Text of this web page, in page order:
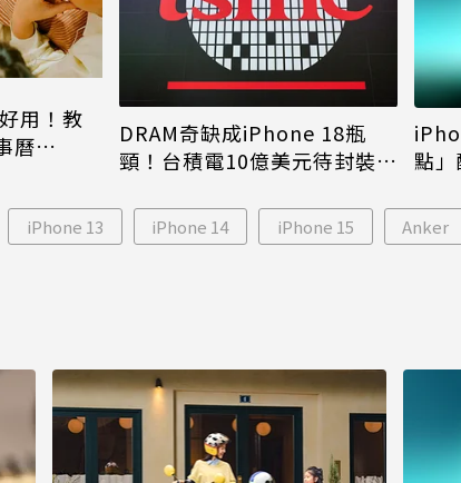
用！教
曆
DRAM奇缺成iPhone 18瓶
頸！台積電10億美元待封裝晶
點
iPhone 13 iPhone 14 iPhone 15 Anker